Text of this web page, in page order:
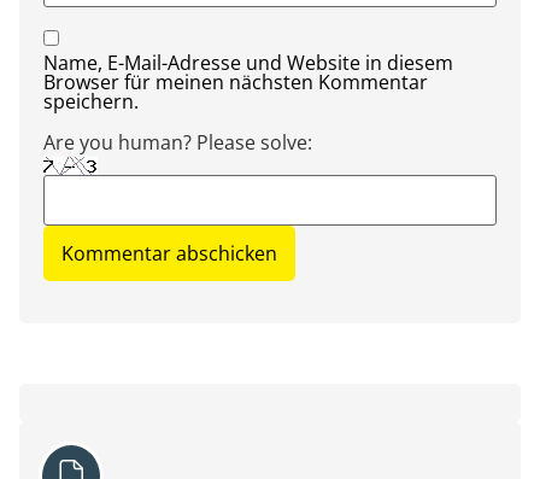
Name, E-Mail-Adresse und Website in diesem
Browser für meinen nächsten Kommentar
speichern.
Are you human? Please solve: